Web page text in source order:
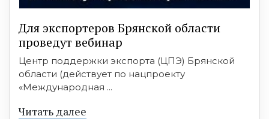
Для экспортеров Брянской области
проведут вебинар
Центр поддержки экспорта (ЦПЭ) Брянской
области (действует по нацпроекту
«Международная ...
Читать далее